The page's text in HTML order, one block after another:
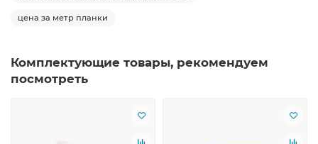
цена за метр планки
Комплектующие товары, рекомендуем
посмотреть